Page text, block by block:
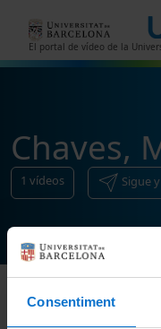
Consentiment
El portal de vídeo de la
Chaves,
1 vídeos Sigue